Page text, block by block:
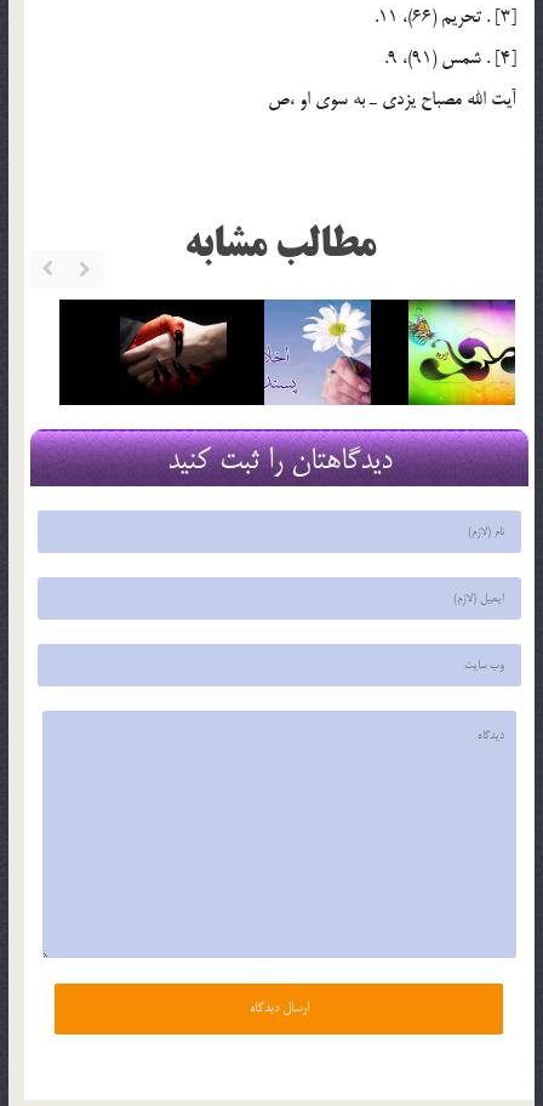
[3] . تحريم (66)، 11.
[4] . شمس (91)، 9.
آيت الله مصباح يزدي ـ به سوي او ،ص
مطالب مشابه
دیدگاهتان را ثبت کنید